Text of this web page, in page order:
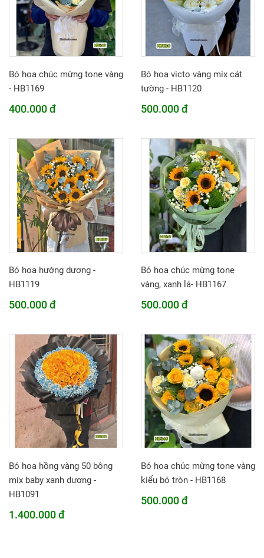
Bó hoa chúc mừng tone vàng
- HB1169
400.000 đ
Bó hoa victo vàng mix cát
tường - HB1120
500.000 đ
Bó hoa hướng dương -
HB1119
500.000 đ
Bó hoa chúc mừng tone
vàng, xanh lá- HB1167
500.000 đ
Bó hoa hồng vàng 50 bông
mix baby xanh dương -
HB1091
1.400.000 đ
Bó hoa chúc mừng tone vàng
kiểu bó tròn - HB1168
500.000 đ